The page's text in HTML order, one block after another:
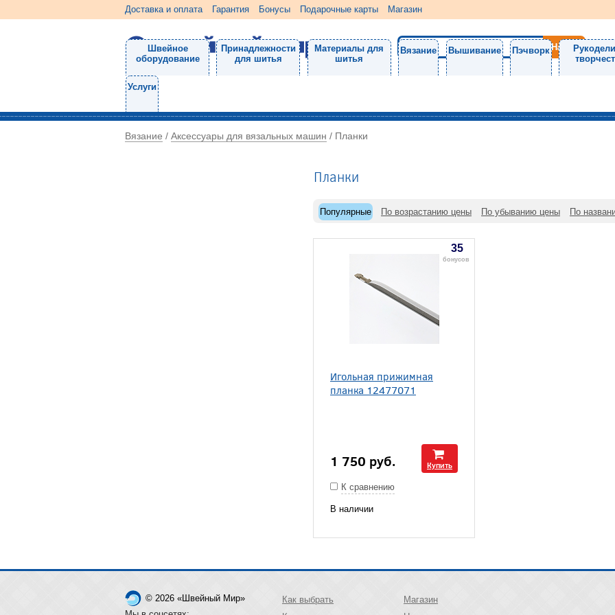
Доставка и оплата Гарантия Бонусы Подарочные карты Магазин
Швейное
оборудование
Принадлежности
для шитья
Материалы для
шитья
Вязание Вышивание Пэчворк
Услуги
Вязание / Аксессуары для вязальных машин / Планки
Планки
Популярные По возрастанию цены По убыванию цены По
35
бонусов
Игольная прижимная
планка 12477071
1 750 руб. Купить
К сравнению
В наличии
© 2026 «Швейный Мир»
Как выбрать
Магазин